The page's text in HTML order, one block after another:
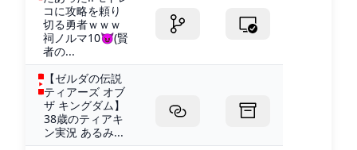
コに攻略を頼り
切る勇者ｗｗｗ
祠ノルマ10😈(賢
者の...
【ゼルダの伝説
ティアーズ オブ
ザ キングダム】
38歳のティアキ
ン実況 あるみ...